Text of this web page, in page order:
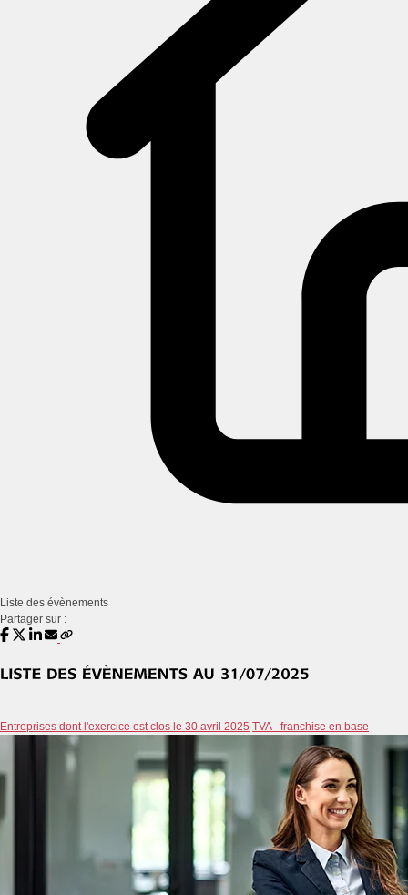
Liste des évènements
Partager sur :
Entreprises dont l'exercice est clos le 30 avril 2025 TVA - franchise en base